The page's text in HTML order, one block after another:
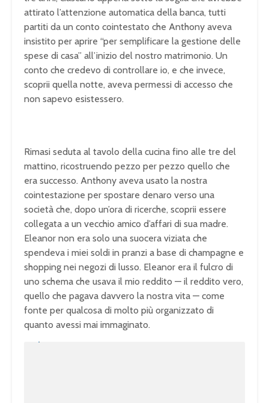
attirato l’attenzione automatica della banca, tutti
partiti da un conto cointestato che Anthony aveva
insistito per aprire “per semplificare la gestione delle
spese di casa” all’inizio del nostro matrimonio. Un
conto che credevo di controllare io, e che invece,
scoprii quella notte, aveva permessi di accesso che
non sapevo esistessero.
Rimasi seduta al tavolo della cucina fino alle tre del
mattino, ricostruendo pezzo per pezzo quello che
era successo. Anthony aveva usato la nostra
cointestazione per spostare denaro verso una
società che, dopo un’ora di ricerche, scoprii essere
collegata a un vecchio amico d’affari di sua madre.
Eleanor non era solo una suocera viziata che
spendeva i miei soldi in pranzi a base di champagne e
shopping nei negozi di lusso. Eleanor era il fulcro di
uno schema che usava il mio reddito — il reddito vero,
quello che pagava davvero la nostra vita — come
fonte per qualcosa di molto più organizzato di
quanto avessi mai immaginato.